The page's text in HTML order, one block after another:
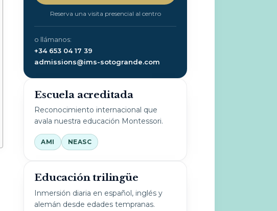
Reserva una visita presencial al centro
o llámanos:
+34 653 04 17 39
admissions@ims-sotogrande.com
Escuela acreditada
Reconocimiento internacional que
avala nuestra educación Montessori.
AMI NEASC
Educación trilingüe
Inmersión diaria en español, inglés y
alemán desde edades tempranas.